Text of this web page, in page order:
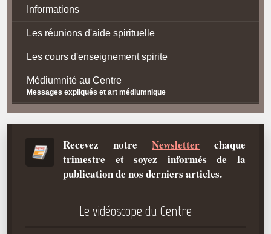
Informations
Les réunions d'aide spirituelle
Les cours d'enseignement spirite
Médiumnité au Centre
Messages expliqués et art médiumnique
Contact / Accès
La doctrine Spirite
Qu'est-ce que c'est ?
Les bases du spiritisme
Recevez notre Newsletter chaque
trimestre et soyez informés de la
publication de nos derniers articles.
Le vidéoscope du Centre